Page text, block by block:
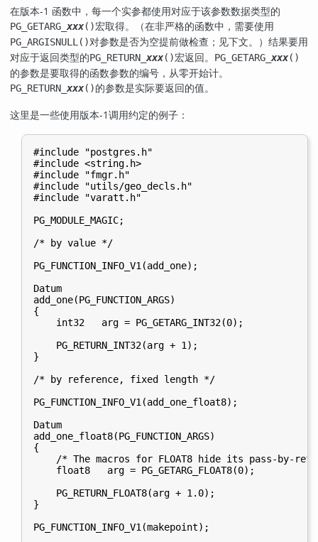
在版本-1 函数中，每一个实参都使用对应于该参数数据类型的
PG_GETARG_ xxx()宏取得。（在非严格的函数中，需要使用
PG_ARGISNULL()对参数是否为空提前做检查；见下文。）结果要用
对应于返回类型的PG_RETURN_ xxx()宏返回。 PG_GETARG_ xxx()
的参数是要取得的函数参数的编号，从零开始计。
PG_RETURN_ xxx()的参数是实际要返回的值。
这里是一些使用版本-1调用约定的例子：
#include "postgres.h"
#include <string.h>
#include "fmgr.h"
#include "utils/geo_decls.h"
#include "varatt.h"
PG_MODULE_MAGIC;
/* by value */
PG_FUNCTION_INFO_V1(add_one);
Datum
add_one(PG_FUNCTION_ARGS)
{
    int32   arg = PG_GETARG_INT32(0);
    PG_RETURN_INT32(arg + 1);
}
/* by reference, fixed length */
PG_FUNCTION_INFO_V1(add_one_float8);
Datum
add_one_float8(PG_FUNCTION_ARGS)
{
/* The macros for FLOAT8 hide its pass-by-
    float8   arg = PG_GETARG_FLOAT8(0);
    PG_RETURN_FLOAT8(arg + 1.0);
}
PG_FUNCTION_INFO_V1(makepoint);